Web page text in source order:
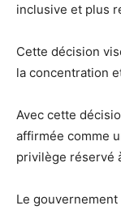
inclusive et plus
Cette décision
la concentration
Avec cette
affirmée comme
privilège réservé
Le